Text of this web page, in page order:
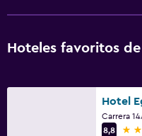
Hoteles favoritos
Hotel
Carrera
8,8
4